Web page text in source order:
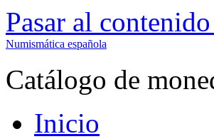
Pasar al
Numismática española
Catálogo de
Inicio